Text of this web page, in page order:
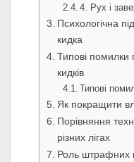
4. Рух і
Психологічна
кидка
Типові помилки
кидків
Типові
Як покращити
Порівняння
різних лігах
Роль штрафних